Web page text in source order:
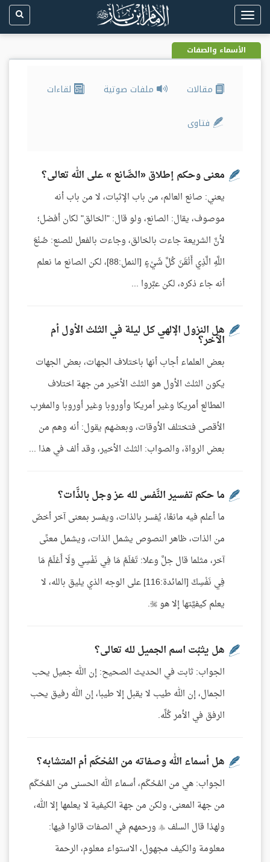
Toggle
navigation
الأسماء والصفات
مقالات ملفات صوتية لقاءات
فتاوى
معنى وحكم إطلاق «الصَّانع » على الله تعالى؟
يعني: صانع العالم، من باب الإثبات، لا من باب أنه
موصوف، يقال: الصانع، ولو قال: "الخالق" لكان أفضل؛
لأنَّ الشريعة جاءت بالخالق، وجاءت بالفعل للصنع: صُنْعَ
اللَّهِ الَّذِي أَتْقَنَ كُلَّ شَيْءٍ [النمل:88]، لكن الصانع ما نعلم
أنه جاء ذكره، لكن عبَّروا ...
هل النزول الإلهي كل ليلة في الثلث الأول أم
الآخر؟
بعض العلماء أجاب أنها باختلاف الجهات، بعض الجهات
يكون الثلث الأول هو الثلث الأخير من جهة اختلاف
المطالع أمريكا وغير أمريكا وأوروبا وغير أوروبا والمغرب
الأقصى فتختلف الأوقات، وبعضهم يقول: أنه وهم من
بعض الرواة، والصواب: الثلث الأخير، وقد ألف في هذا ...
ما حكم تفسير النَّفس لله عز وجل بالذَّات؟
ما أعلم فيه مانعًا، يُفسر بالذات، ويفسر بمعنى آخر أخصّ
من الذات، ظاهر النصوص يشمل الذات، ويشمل معنًى
آخر، مثلما قال جلَّ وعلا: تَعْلَمُ مَا فِي نَفْسِي وَلَا أَعْلَمُ مَا
فِي نَفْسِكَ [المائدة:116] على الوجه الذي يليق بالله، لا
يعلم كيفيَّتها إلا هو .
هل يثبُت اسم الجميل لله تعالى؟
الجواب: ثابت في الحديث الصحيح: إن الله جميل يحب
الجمال، إن الله طيب لا يقبل إلا طيبا، إن الله رفيق يحب
الرفق في الأمر كُلِّه.
هل أسماء الله وصفاته من المُحْكَم أم المتشابه؟
الجواب: هي من المُحْكَم، أسماء الله الحسنى من المُحْكَم
من جهة المعنى، ولكن من جهة الكيفية لا يعلمها إلا الله،
ولهذا قال السلف  ورحمهم في الصفات قالوا فيها:
معلومة والكيف مجهول، الاستواء معلوم، الرحمة